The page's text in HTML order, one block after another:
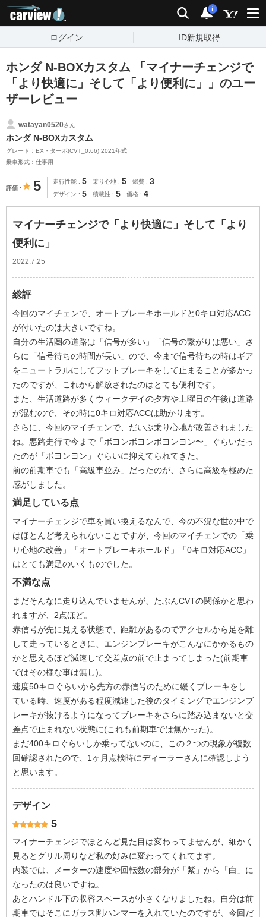
検索 通知
i
ログイン ID新規取得
ホンダ N-BOXカスタム 「マイナーチェンジで
「より快適に」そして「より便利に」」のユー
ザーレビュー
watayan0520さん
ホンダ N-BOXカスタム
グレード：EX・ターボ(CVT_0.66) 2021年式
乗車形式：仕事用
評価 5 走行性能 5 乗り心地 5 燃費 3
デザイン 5 積載性 5 価格 4
マイナーチェンジで「より快適に」そして「より
便利に」
2022.7.25
総評
今回のマイチェンで、オートブレーキホールドと0キロ対応ACC
が付いたのは大きいですね。
自分の生活圏の道路は「信号が多い」「信号の繋がりは悪い」さ
らに「信号待ちの時間が長い」ので、今まで信号待ちの時はギア
をニュートラルにしてフットブレーキをして止まることが多かっ
たのですが、これから解放されたのはとても便利です。
また、生活道路が多くウィークデイの夕方や土曜日の午後は道路
が混むので、その時に0キロ対応ACCは助かります。
さらに、今回のマイチェンで、だいぶ乗り心地が改善されました
ね。悪路走行で今まで「ボヨンボヨンボヨンヨン〜」ぐらいだっ
たのが「ボヨンヨン」ぐらいに抑えてられてきた。
前の前期車でも「高級車並み」だったのが、さらに高級を極めた
感がしました。
満足している点
マイナーチェンジで車を買い換えるなんで、今の不況な世の中で
はほとんど考えられないことですが、今回のマイチェンでの「乗
り心地の改善」「オートブレーキホールド」「0キロ対応ACC」
はとても満足のいくものでした。
不満な点
まだそんなに走り込んでいませんが、たぶんCVTの関係かと思わ
れますが、2点ほど。
赤信号が先に見える状態で、距離があるのでアクセルから足を離
して走っているときに、エンジンブレーキがこんなにかかるもの
かと思えるほど減速して交差点の前で止まってしまった(前期車
ではその様な事は無し)。
速度50キロぐらいから先方の赤信号のために緩くブレーキをし
ている時、速度がある程度減速した後のタイミングでエンジンブ
レーキが抜けるようになってブレーキをさらに踏み込まないと交
差点で止まれない状態に(これも前期車では無かった)。
まだ400キロぐらいしか乗ってないのに、この２つの現象が複数
回確認されたので、1ヶ月点検時にディーラーさんに確認しよう
と思います。
デザイン
5
マイナーチェンジでほとんど見た目は変わってませんが、細かく
見るとグリル周りなど私の好みに変わってくれてます。
内装では、メーターの速度や回転数の部分が「紫」から「白」に
なったのは良いですね。
あとハンドル下の収容スペースが小さくなりましたね。自分は前
期車ではそこにガラス割ハンマーを入れていたのですが、今回だ